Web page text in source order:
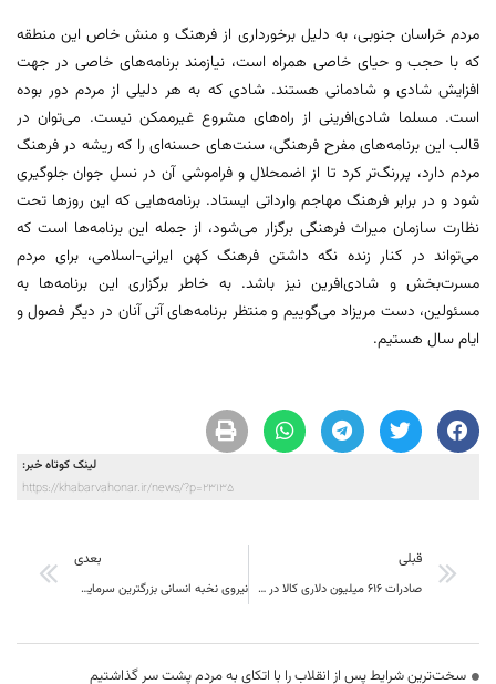
مردم خراسان جنوبی، به دلیل برخورداری از فرهنگ و منش خاص این منطقه
که با حجب و حیای خاصی همراه است، نیازمند برنامه‌های خاصی در جهت
افزایش شادی و شادمانی هستند. شادی که به هر دلیلی از مردم دور بوده
است. مسلما شادی‌افرینی از راه‌های مشروع غیرممکن نیست. می‌توان در
قالب این برنامه‌های مفرح فرهنگی، سنت‌های حسنه‌ای را که ریشه در فرهنگ
مردم دارد، پررنگ‌تر کرد تا از اضمحلال و فراموشی آن در نسل جوان جلوگیری
شود و در برابر فرهنگ مهاجم وارداتی ایستاد. برنامه‌هایی که این روزها تحت
نظارت سازمان میراث فرهنگی برگزار می‌شود، از جمله این برنامه‌ها است که
می‌تواند در کنار زنده نگه داشتن فرهنگ کهن ایرانی-اسلامی، برای مردم
مسرت‌بخش و شادی‌افرین نیز باشد. به خاطر برگزاری این برنامه‌ها به
مسئولین، دست مریزاد می‌گوییم و منتظر برنامه‌های آتی آنان در دیگر فصول و
ایام سال هستیم.
لینک کوتاه خبر:
https://khabarvahonar.ir/news/?p=23135
قبلی
صادرات 616 میلیون دلاری کالا در سال 97 از خراسان جنوبی
بعدی
نیروی نخبه انسانی بزرگترین سرمایه خراسان جنوبی است
سخت‌ترین شرایط پس از انقلاب را با اتکای به مردم پشت سر گذاشتیم